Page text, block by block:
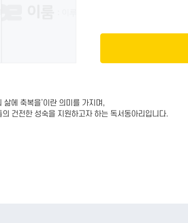
에 축복을’이란 의미를 가지며,
건전한 성숙을 지원하고자 하는 독서동아리입니다.